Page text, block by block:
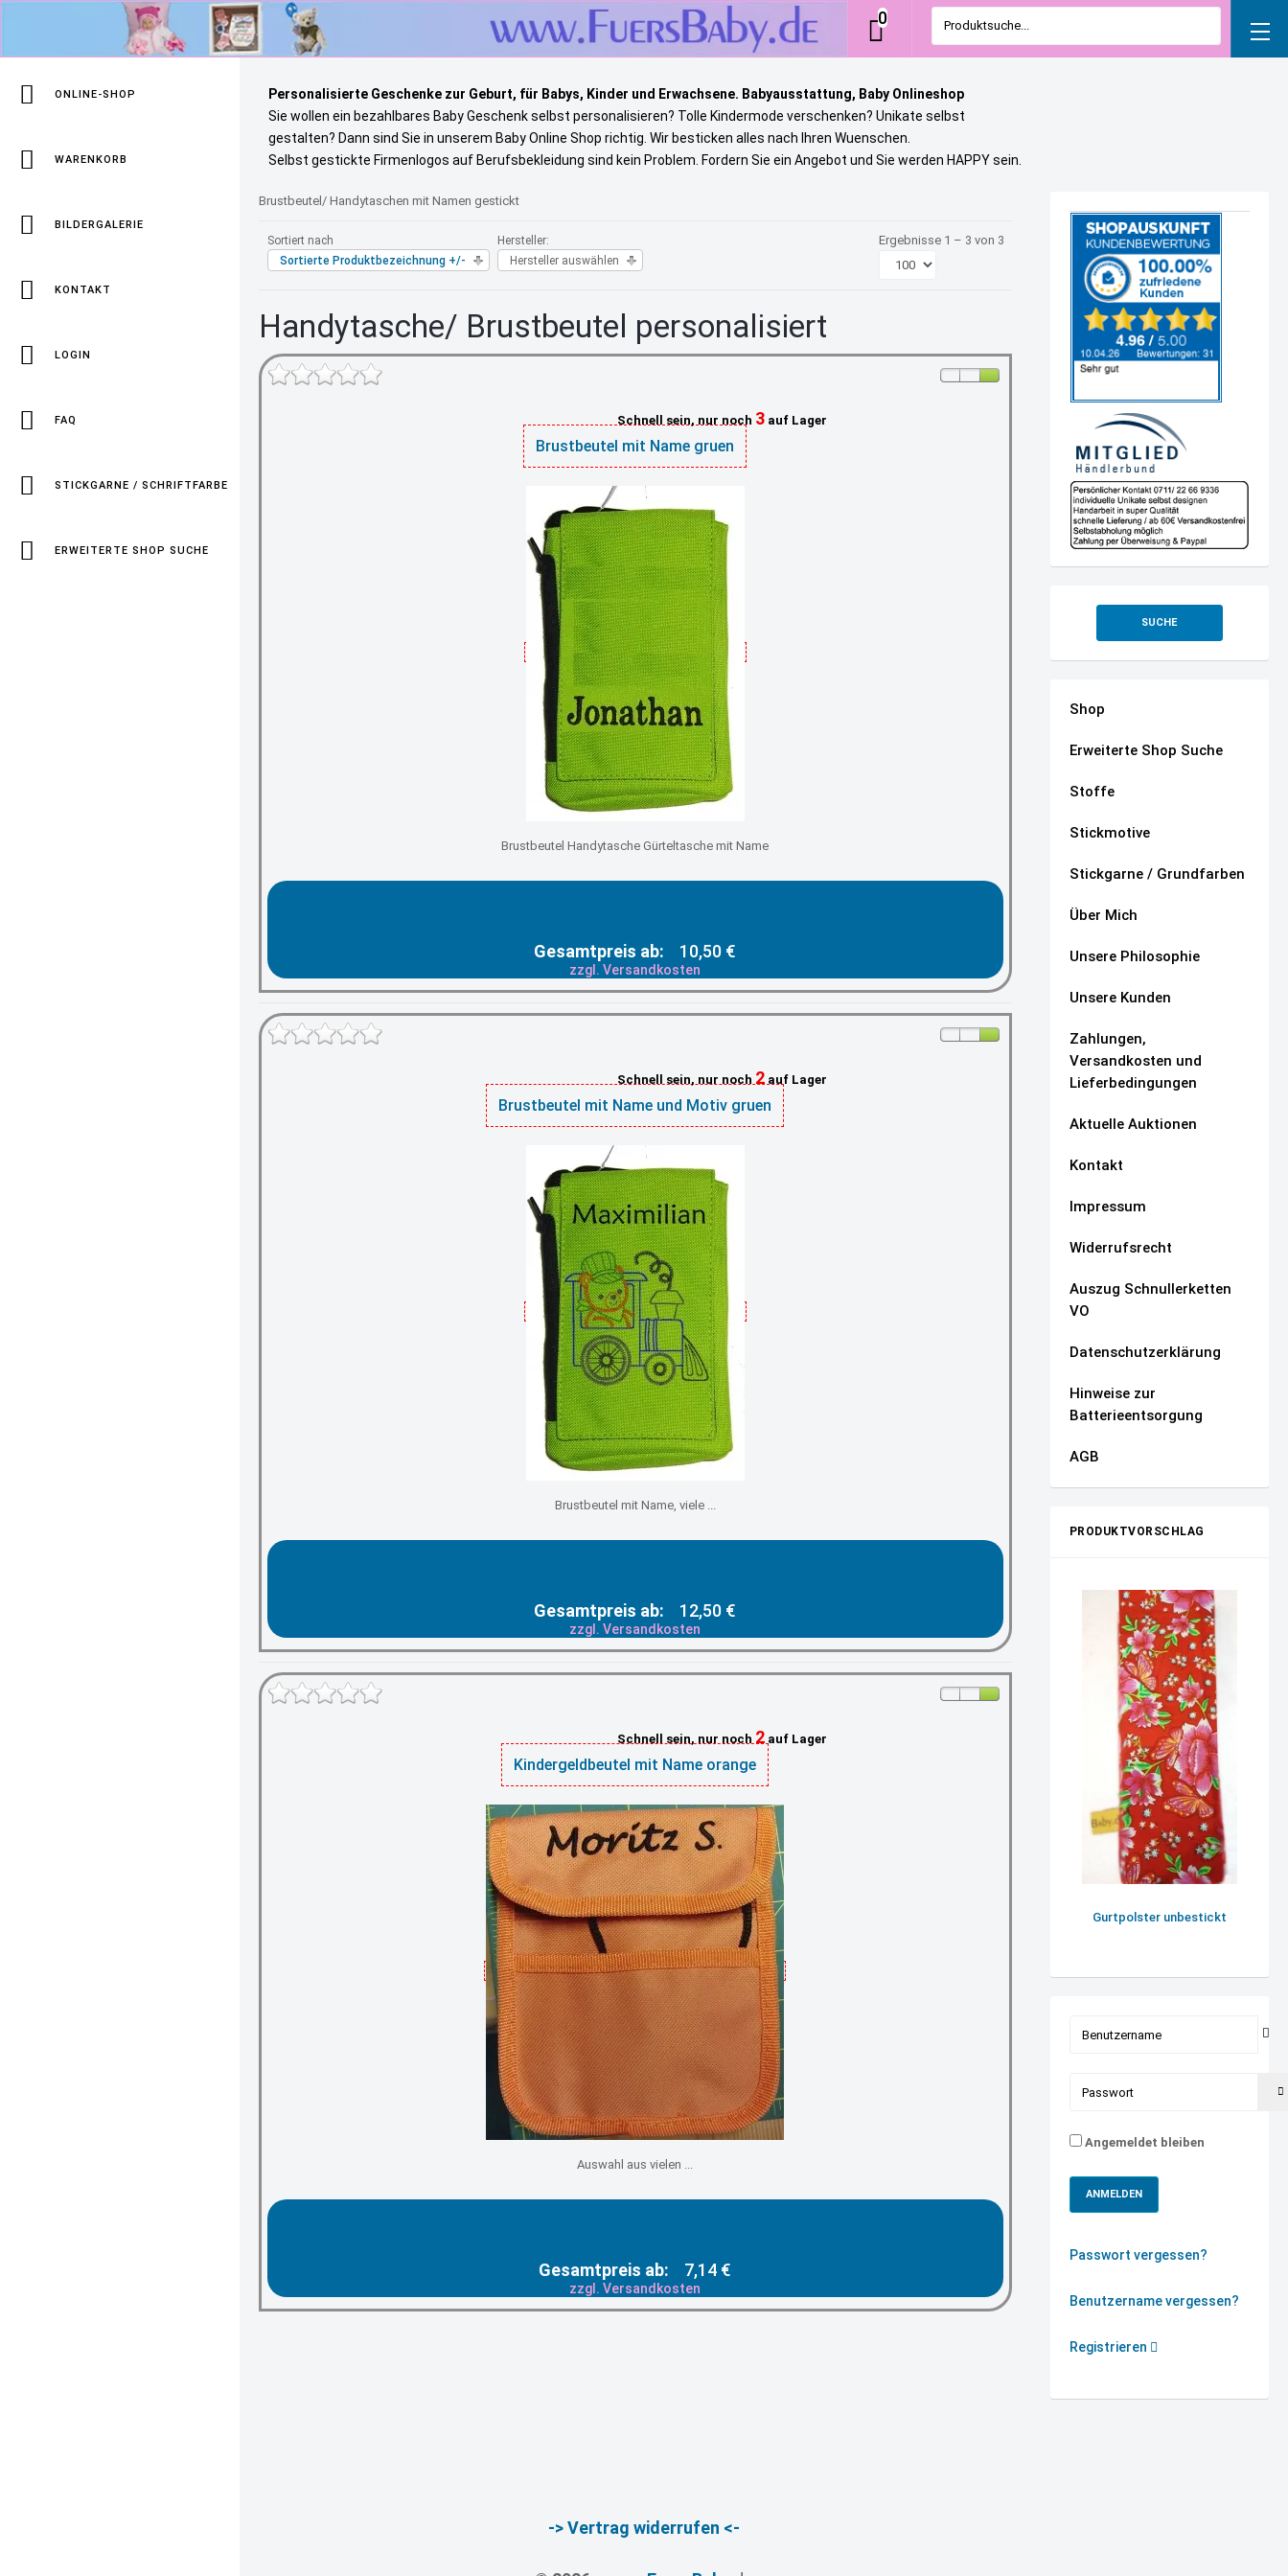
Personalisierte Geschenke zur Geburt, für Babys, Kinder und Erwachsene. Babyausstattung, Baby Onlineshop
Sie wollen ein bezahlbares Baby Geschenk selbst personalisieren? Tolle Kindermode verschenken? Unikate selbst
gestalten? Dann sind Sie in unserem Baby Online Shop richtig. Wir besticken alles nach Ihren Wuenschen.
Selbst gestickte Firmenlogos auf Berufsbekleidung sind kein Problem. Fordern Sie ein Angebot und Sie werden HAPPY sein.
Produktsuche...
0
ONLINE-SHOP
WARENKORB
BILDERGALERIE
KONTAKT
LOGIN
FAQ
STICKGARNE / SCHRIFTFARBE
ERWEITERTE SHOP SUCHE
Brustbeutel/ Handytaschen mit Namen gestickt
Sortiert nach
Sortierte Produktbezeichnung +/-
Hersteller:
Hersteller auswählen
Ergebnisse 1 – 3 von 3
Handytasche/ Brustbeutel personalisiert
Schnell sein, nur noch3 auf Lager
Brustbeutel mit Name gruen
Brustbeutel Handytasche Gürteltasche mit Name
Gesamtpreis ab: 10,50 €
zzgl. Versandkosten
Schnell sein, nur noch2 auf Lager
Brustbeutel mit Name und Motiv gruen
Brustbeutel mit Name, viele ...
Gesamtpreis ab: 12,50 €
zzgl. Versandkosten
Schnell sein, nur noch2 auf Lager
Kindergeldbeutel mit Name orange
Auswahl aus vielen ...
Gesamtpreis ab: 7,14 €
zzgl. Versandkosten
SUCHE
Shop
Erweiterte Shop Suche
Stoffe
Stickmotive
Stickgarne / Grundfarben
Über Mich
Unsere Philosophie
Unsere Kunden
Zahlungen,
Versandkosten und
Lieferbedingungen
Aktuelle Auktionen
Kontakt
Impressum
Widerrufsrecht
Auszug Schnullerketten
VO
Datenschutzerklärung
Hinweise zur
Batterieentsorgung
AGB
PRODUKTVORSCHLAG
Gurtpolster unbestickt
Angemeldet bleiben
ANMELDEN
Passwort vergessen?
Benutzername vergessen?
Registrieren
-> Vertrag widerrufen <-